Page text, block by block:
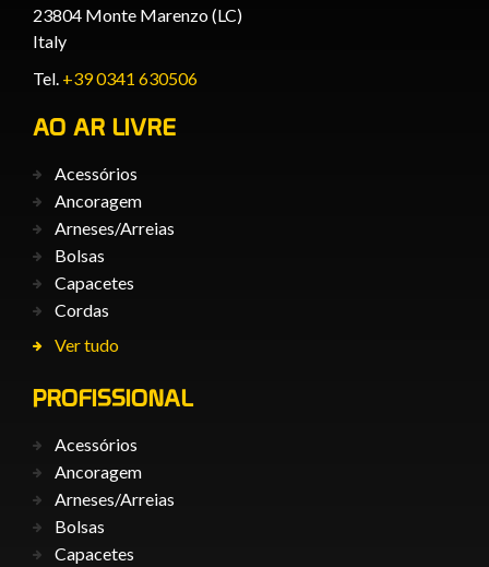
23804 Monte Marenzo (LC)
Italy
Tel. +39 0341 630506
AO AR LIVRE
Acessórios
Ancoragem
Arneses/Arreias
Bolsas
Capacetes
Cordas
Ver tudo
PROFISSIONAL
Acessórios
Ancoragem
Arneses/Arreias
Bolsas
Capacetes